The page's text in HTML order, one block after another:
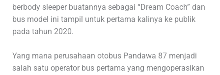
berbody sleeper buatannya sebagai “Dream Coach” dan
bus model ini tampil untuk pertama kalinya ke publik
pada tahun 2020.
Yang mana perusahaan otobus Pandawa 87 menjadi
salah satu operator bus pertama yang mengoperasikan